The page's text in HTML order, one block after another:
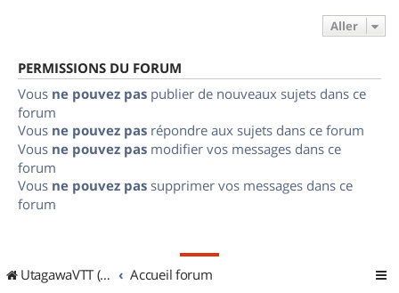
Aller
PERMISSIONS DU FORUM
Vous ne pouvez pas publier de nouveaux sujets dans ce
forum
Vous ne pouvez pas répondre aux sujets dans ce forum
Vous ne pouvez pas modifier vos messages dans ce
forum
Vous ne pouvez pas supprimer vos messages dans ce
forum
UtagawaVTT (Randos VTT et VTTAE avec traces GPS) Accueil forum